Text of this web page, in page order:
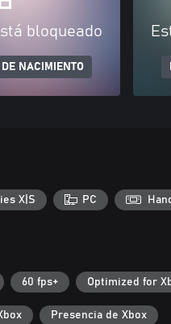
bloqueado
NACIMIENTO
X|S PC
60 fps+ Optimized for
Presencia de Xbox